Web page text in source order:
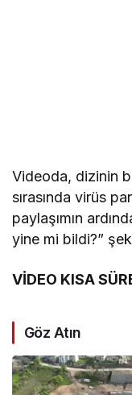
Videoda, dizinin
sırasında virüs
paylaşımın
yine mi bildi?”
VİDEO KISA
Göz Atın